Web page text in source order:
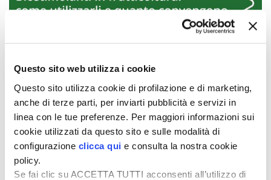
Questo sito web utilizza i cookie
Questo sito utilizza cookie di profilazione e di marketing,
anche di terze parti, per inviarti pubblicità e servizi in
linea con le tue preferenze. Per maggiori informazioni sui
cookie utilizzati da questo sito e sulle modalità di
configurazione clicca qui e consulta la nostra cookie
policy.
Se fai clic su ACCETTA TUTTI acconsenti all’utilizzo di